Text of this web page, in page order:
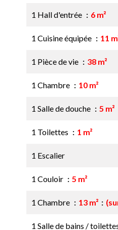
1 Hall d'entrée 6 m²
1 Cuisine équipée 11
1 Pièce de vie 38 m²
1 Chambre 10 m²
1 Salle de douche 5 m²
1 Toilettes 1 m²
1 Escalier
1 Couloir 5 m²
1 Chambre 13 m²
1 Salle de bains /